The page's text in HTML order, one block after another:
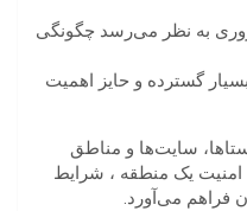
به نظر می‌رسد چگونگی
گسترده و حایز اهمیت
سایت‌ها و مناطق
یک منطقه ، شرایط
فراهم می‌آورد.